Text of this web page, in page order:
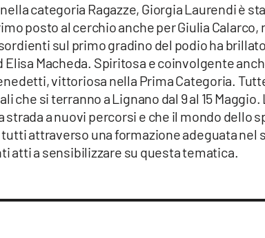
categoria Ragazze, Giorgia Laurendi è
posto al cerchio anche per Giulia
sul primo gradino del podio ha
Elisa Macheda. Spiritosa e coinvolgente
vittoriosa nella Prima Categoria.
che si terranno a Lignano dal 9 al 15 Maggio.
strada a nuovi percorsi e che il mondo dello
attraverso una formazione adeguata nel
atti a sensibilizzare su questa tematica.